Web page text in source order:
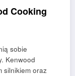
Cooking
sobie
Kenwood
silnikiem oraz